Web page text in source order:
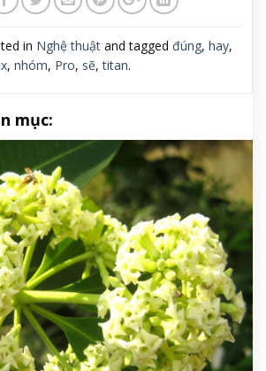
in Nghệ thuật and tagged đúng, hay,
, nhóm, Pro, sẽ,titan.
mục: